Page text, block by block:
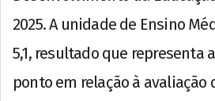
2025. A unidade de Ensino
5,1, resultado que representa
ponto em relação à avaliação